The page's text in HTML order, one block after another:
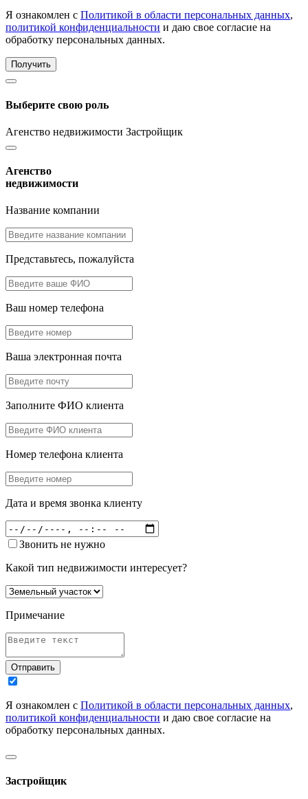
Я ознакомлен с Политикой в области персональных данных,
политикой конфиденциальности и даю свое согласие на
обработку персональных данных.
Получить
Выберите свою роль
Агенство недвижимости Застройщик
Агенство
недвижимости
Название компании
Представьтесь, пожалуйста
Ваш номер телефона
Ваша электронная почта
Заполните ФИО клиента
Номер телефона клиента
Дата и время звонка клиенту
Звонить не нужно
Какой тип недвижимости интересует?
Примечание
Отправить
Я ознакомлен с Политикой в области персональных данных,
политикой конфиденциальности и даю свое согласие на
обработку персональных данных.
Застройщик